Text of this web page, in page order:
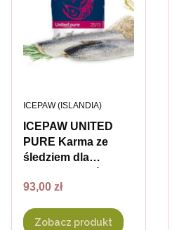
ICEPAW UNITED
PURE Karma ze
śledziem dla
wrażliwym układem
PRODUCENT
ICEPAW (ISLANDIA)
Cena
93,00 zł
Zobacz produkt